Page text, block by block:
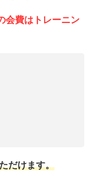
会費はトレーニン
だけます。